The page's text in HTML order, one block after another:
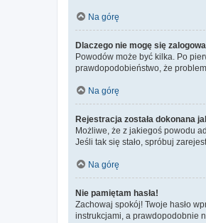
Na górę
Dlaczego nie mogę się
Powodów może być kilka. Po
prawdopodobieństwo, że
Na górę
Rejestracja została dokonana
Możliwe, że z jakiegoś powodu
Jeśli tak się stało, spróbuj
Na górę
Nie pamiętam hasła!
Zachowaj spokój! Twoje hasło
instrukcjami, a prawdopodobnie